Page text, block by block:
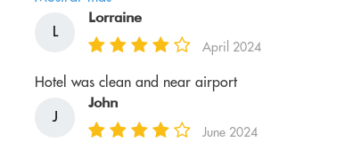
L
Lorraine
April 2024
Hotel was clean and near airport
J
John
June 2024